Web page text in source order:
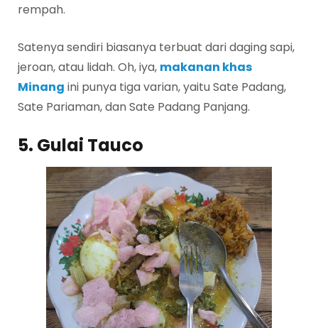
rempah.
Satenya sendiri biasanya terbuat dari daging sapi,
jeroan, atau lidah. Oh, iya, makanan khas
Minang ini punya tiga varian, yaitu Sate Padang,
Sate Pariaman, dan Sate Padang Panjang.
5. Gulai Tauco